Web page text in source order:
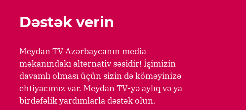
Dəstək verin
Meydan TV Azərbaycanın media
məkanındakı alternativ səsidir! İşimizin
davamlı olması üçün sizin də köməyinizə
ehtiyacımız var. Meydan TV-yə aylıq və ya
birdəfəlik yardımlarla dəstək olun.